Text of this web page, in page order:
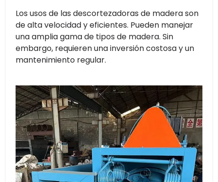
Los usos de las descortezadoras de madera son
de alta velocidad y eficientes. Pueden manejar
una amplia gama de tipos de madera. Sin
embargo, requieren una inversión costosa y un
mantenimiento regular.